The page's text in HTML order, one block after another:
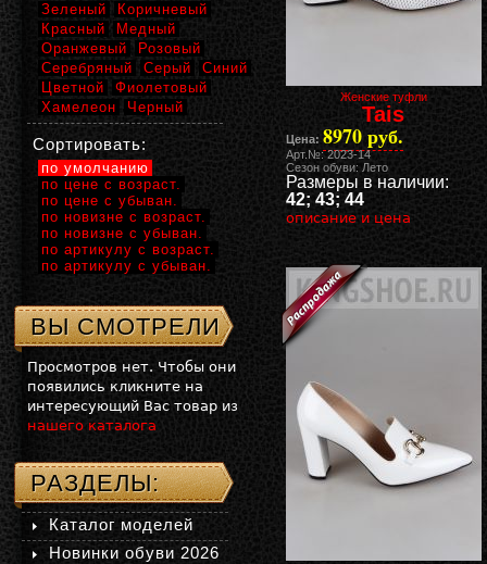
Женские туфли
Tais
Цена: 8970 руб.
Арт.№: 2023-14
Сезон обуви: Лето
Размеры в наличии:
42; 43; 44
описание и цена
Зеленый
Коричневый
Красный
Медный
Оранжевый
Розовый
Серебряный
Серый
Синий
Цветной
Фиолетовый
Хамелеон
Черный
Сортировать:
по умолчанию
по цене с возраст.
по цене с убыван.
по новизне с возраст.
по новизне с убыван.
по артикулу с возраст.
по артикулу с убыван.
ВЫ СМОТРЕЛИ
Просмотров нет. Чтобы они
появились кликните на
интересующий Вас товар из
нашего каталога
РАЗДЕЛЫ:
Каталог моделей
Новинки обуви 2026